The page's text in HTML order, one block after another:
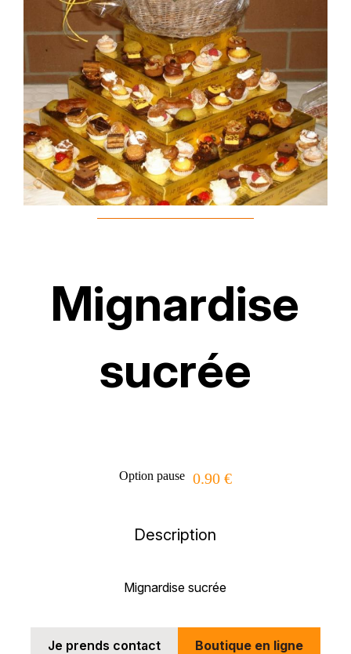
Mignardise
sucrée
Option pause 0.90 €
Description
Mignardise sucrée
Je prends contact Boutique en ligne